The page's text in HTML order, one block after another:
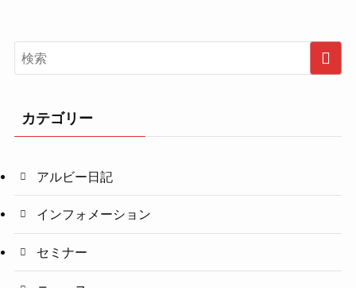
カテゴリー
アルビー日記
インフォメーション
セミナー